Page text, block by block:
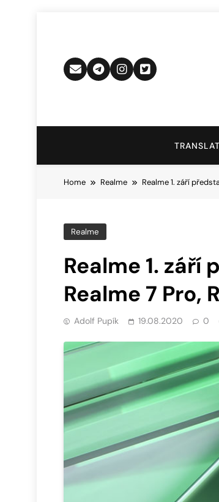
Home Realme Realme 1. září
Realme
Realme 1.
Realme 7 Pro,
Adolf Pupík 19.08.2020 0